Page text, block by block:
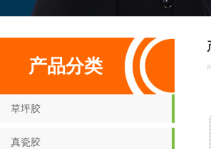
产品分类
草坪胶
真瓷胶